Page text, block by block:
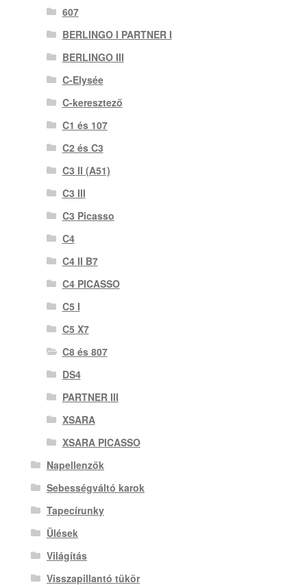
607
BERLINGO I PARTNER I
BERLINGO III
C-Elysée
C-keresztező
C1 és 107
C2 és C3
C3 II (A51)
C3 III
C3 Picasso
C4
C4 II B7
C4 PICASSO
C5 I
C5 X7
C8 és 807
DS4
PARTNER III
XSARA
XSARA PICASSO
Napellenzők
Sebességváltó karok
Tapecírunky
Ülések
Világítás
Visszapillantó tükör